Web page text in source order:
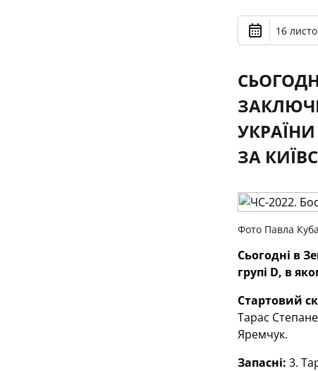
16
ЗА
Фото Павла
Сьогодні в
групі D, в
Стартовий
Тарас
Яремчук.
Запасні: 3.